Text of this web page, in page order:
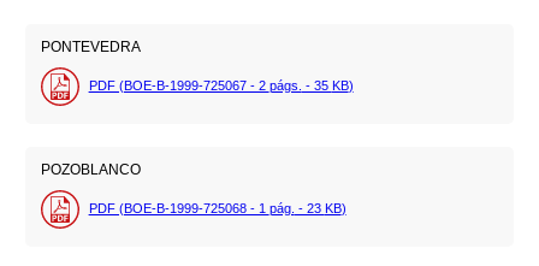
PONTEVEDRA
PDF (BOE-B-1999-725067 - 2 págs. - 35 KB)
POZOBLANCO
PDF (BOE-B-1999-725068 - 1 pág. - 23 KB)